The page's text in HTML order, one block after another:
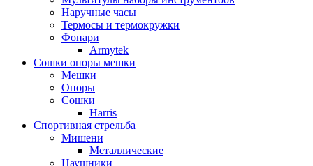
Наручные часы
Термосы и термокружки
Фонари
Armytek
Сошки опоры мешки
Мешки
Опоры
Сошки
Harris
Спортивная стрельба
Мишени
Металлические
Наушники